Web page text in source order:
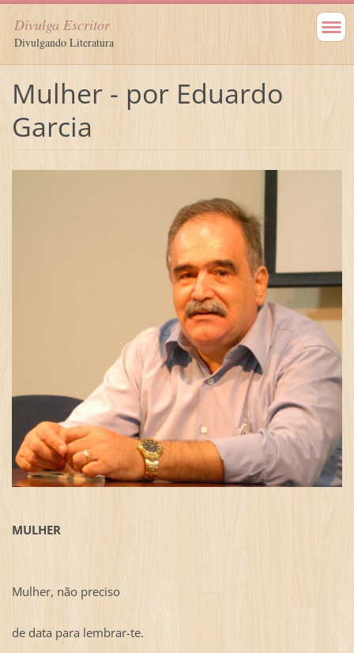
Divulga Escritor
Divulgando Literatura
Mulher - por Eduardo
Garcia
MULHER
Mulher, não preciso
de data para lembrar-te.